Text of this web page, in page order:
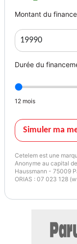
Montant du
Durée du
12 mois
Simuler ma
Cetelem est une
Anonyme au capital
Haussmann - 75009
ORIAS : 07 023 128